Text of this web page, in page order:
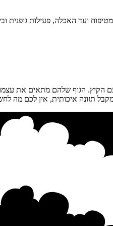
ועד האכלה, פעילות גופנית
הקיץ. הגוף שלהם מתאים את
תזונה איכותית, אין לכם מה